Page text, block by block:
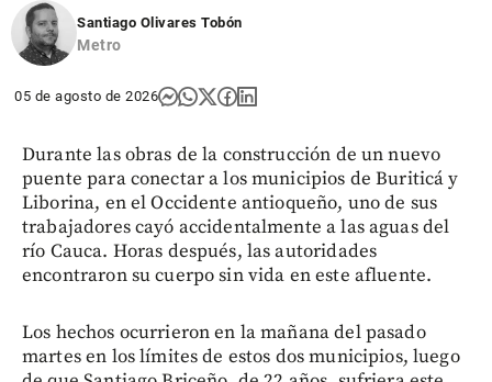
Santiago Olivares Tobón
Metro
05 de agosto de 2026
Durante las obras de la construcción de un nuevo
puente para conectar a los municipios de Buriticá y
Liborina, en el Occidente antioqueño, uno de sus
trabajadores cayó accidentalmente a las aguas del
río Cauca. Horas después, las autoridades
encontraron su cuerpo sin vida en este afluente.
Los hechos ocurrieron en la mañana del pasado
martes en los límites de estos dos municipios, luego